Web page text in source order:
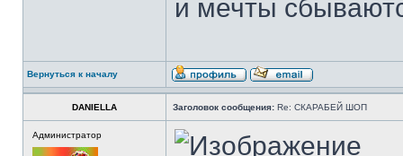
и мечты
Вернуться к началу
DANIELLA Заголовок сообщения: Re: СКАРАБЕЙ ШОП
Администратор